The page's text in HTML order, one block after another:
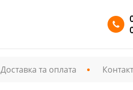
Доставка та оплата